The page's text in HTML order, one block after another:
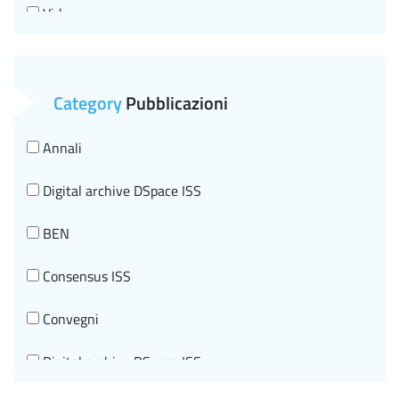
Mental health
Veterinary public health
Chemical substances and health protection
Innovative technologies for health and telemedicine
Tumors
Video
CategoryPubblicazioni
Annali
Digital archive DSpace ISS
BEN
Consensus ISS
Convegni
Digital archive DSpace ISS